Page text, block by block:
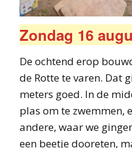
Zondag 16
De ochtend erop
de Rotte te varen. Dat
meters goed. In de
plas om te zwemmen,
andere, waar we
een beetje dooreten,